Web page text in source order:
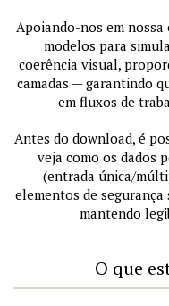
Apoiando-nos em
modelos para
coerência visual,
camadas — garantindo
em fluxos de
Antes do download, é
veja como os dados
(entrada única/
elementos de
mantendo
O que